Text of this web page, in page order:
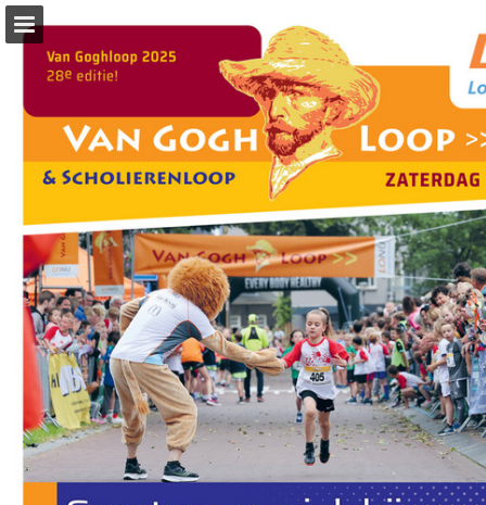
Pagina overzicht
Zoeken
Publicatie rapporteren